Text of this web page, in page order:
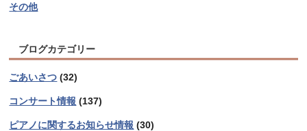
その他
ブログカテゴリー
ごあいさつ (32)
コンサート情報 (137)
ピアノに関するお知らせ情報 (30)